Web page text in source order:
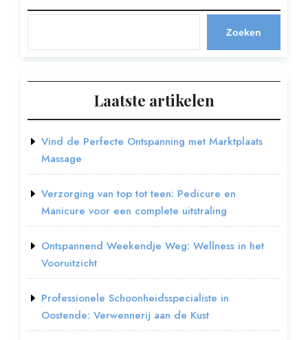
Zoeken
Laatste artikelen
Vind de Perfecte Ontspanning met Marktplaats
Massage
Verzorging van top tot teen: Pedicure en
Manicure voor een complete uitstraling
Ontspannend Weekendje Weg: Wellness in het
Vooruitzicht
Professionele Schoonheidsspecialiste in
Oostende: Verwennerij aan de Kust